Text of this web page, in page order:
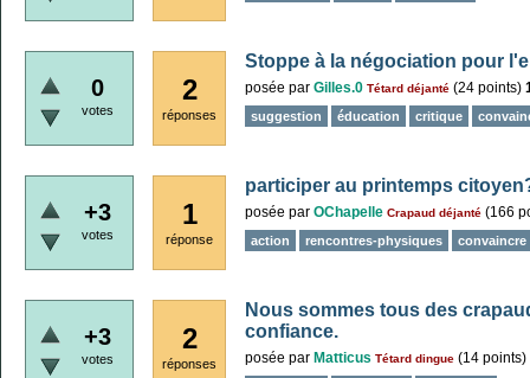
0
votes
2
réponses
Stoppe à la négociation pour
posée par Gilles.0 Tétard déjanté (24 points)
suggestion éducation critique
+3
votes
1
réponse
participer au printemps
posée par OChapelle Crapaud déjanté (166
action rencontres-physiques convaincre
+3
votes
2
réponses
Nous sommes tous des
confiance.
posée par Matticus Tétard dingue (14 points)